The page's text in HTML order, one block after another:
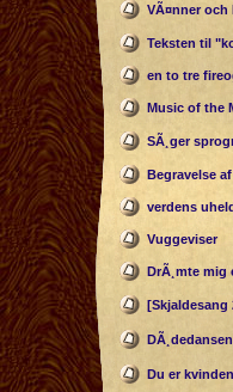
VÃ¤nner och
Teksten til
en to tre
Music of the
SÃ¸ger
Begravelse
verdens
Vuggeviser
DrÃ¸mte mig
[Skjaldesang
DÃ¸dedansen
Du er kvinden